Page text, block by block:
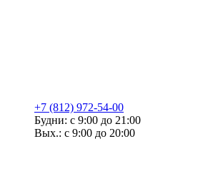
+7 (812) 972-54-00
Будни: с 9:00 до 21:00
Вых.: с 9:00 до 20:00